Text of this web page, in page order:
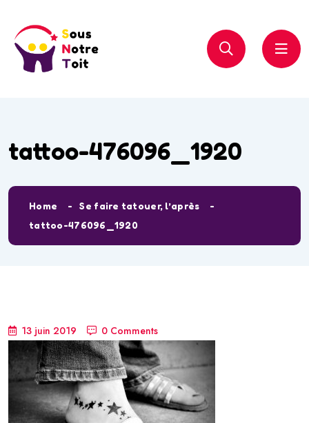
tattoo-476096_1920
Home
Se faire tatouer, l’après
tattoo-476096_1920
13 juin 2019 0 Comments